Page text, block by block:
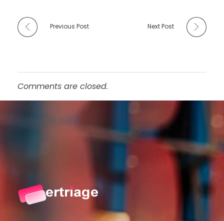
Previous Post Next Post
Comments are closed.